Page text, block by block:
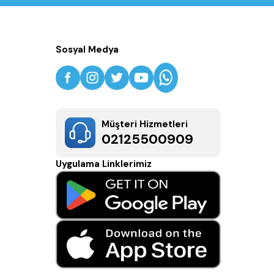
Sosyal Medya
Müşteri Hizmetleri
02125500909
Uygulama Linklerimiz